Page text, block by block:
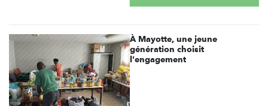
À Mayotte, une jeune
génération choisit
l'engagement